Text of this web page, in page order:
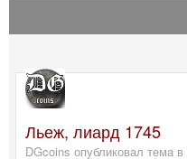
Льеж, лиард 1745
DGcoins опубликовал тема в